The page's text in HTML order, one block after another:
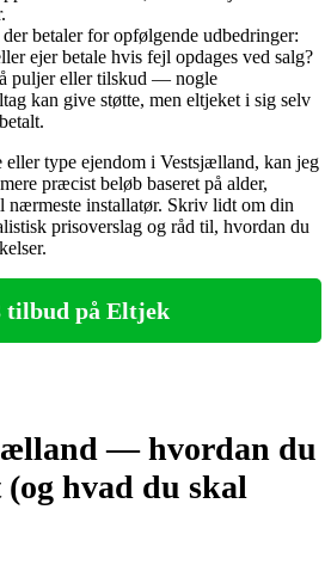
betaler for opfølgende udbedringer:
ejer betale hvis fejl opdages ved salg?
puljer eller tilskud — nogle
kan give støtte, men eltjeket i sig selv
eller type ejendom i Vestsjælland, kan jeg
præcist beløb baseret på alder,
nærmeste installatør. Skriv lidt om din
prisoverslag og råd til, hvordan du
tilbud på Eltjek
— hvordan du
hvad du skal